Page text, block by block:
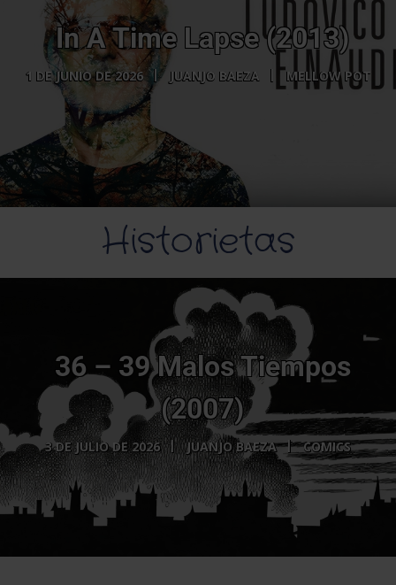
In A Time Lapse (2013)
1 DE JUNIO DE 2026 JUANJO BAEZA MELLOW POT
Historietas
36 – 39 Malos Tiempos
(2007)
3 DE JULIO DE 2026 JUANJO BAEZA COMICS